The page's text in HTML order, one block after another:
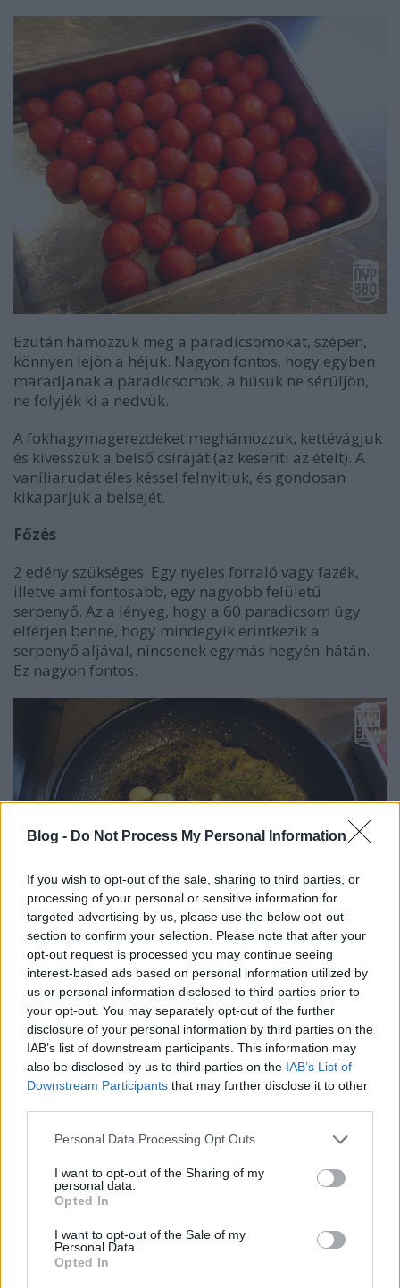
Blog - Do Not Process My Personal Information
If you wish to opt-out of the sale, sharing to third parties, or
processing of your personal or sensitive information for
targeted advertising by us, please use the below opt-out
section to confirm your selection. Please note that after your
opt-out request is processed you may continue seeing
interest-based ads based on personal information utilized by
us or personal information disclosed to third parties prior to
your opt-out. You may separately opt-out of the further
disclosure of your personal information by third parties on the
IAB’s list of downstream participants. This information may
also be disclosed by us to third parties on the IAB’s List of
Downstream Participants that may further disclose it to other
Please note that this website/app uses one or more Google
not limited to your visit or usage behaviour. You may click to
grant or deny consent to Google and its third-party tags to
use your data for below specified purposes in below Google
consent section.
Personal Data Processing Opt Outs
I want to opt-out of the Sharing of my
personal data.
Opted In
I want to opt-out of the Sale of my
Personal Data.
Opted In
Ezután hámozzuk meg a paradicsomokat, szépen,
könnyen lejön a héjuk. Nagyon fontos, hogy egyben
maradjanak a paradicsomok, a húsuk ne sérüljön,
ne folyjék ki a nedvük.
A fokhagymagerezdeket meghámozzuk, kettévágjuk
és kivesszük a belső csíráját (az keseríti az ételt). A
vaníliarudat éles késsel felnyitjuk, és gondosan
kikaparjuk a belsejét.
Főzés
2 edény szükséges. Egy nyeles forraló vagy fazék,
illetve ami fontosabb, egy nagyobb felületű
serpenyő. Az a lényeg, hogy a 60 paradicsom úgy
elférjen benne, hogy mindegyik érintkezik a
serpenyő aljával, nincsenek egymás hegyén-hátán.
Ez nagyon fontos.
A nyeles forralóban forrásig hevítjük a mézet,
hozzáadjuk a fokhagymagerezdeket, a vaníliarudat
a kikapart belsejével együtt, a rozmaringszálat,
koriandermagokat és az olívaolajt. Rövid ideig
hogy csak – amolyan „szőkére” – karamellizálunk.